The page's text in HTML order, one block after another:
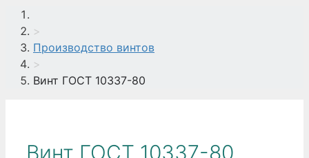
>
Производство винтов
>
Винт ГОСТ 10337-80
Винт ГОСТ 10337-80